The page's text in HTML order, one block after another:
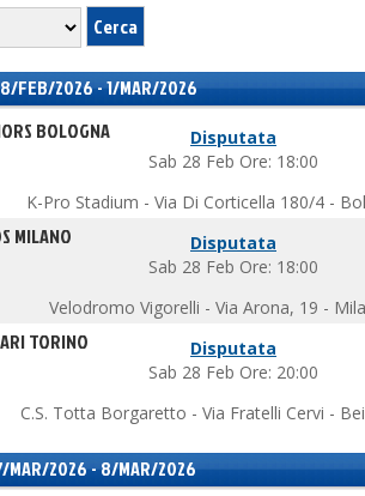
FEB/2026 - 1/MAR/2026
BOLOGNA
Disputata
Sab 28 Feb Ore: 18:00
K-Pro Stadium - Via Di Corticella 180/4 -
MILANO
Disputata
Sab 28 Feb Ore: 18:00
Velodromo Vigorelli - Via Arona, 19 -
TORINO
Disputata
Sab 28 Feb Ore: 20:00
C.S. Totta Borgaretto - Via Fratelli Cervi -
MAR/2026 - 8/MAR/2026